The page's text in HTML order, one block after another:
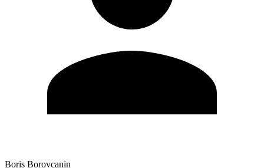
Boris Borovcanin